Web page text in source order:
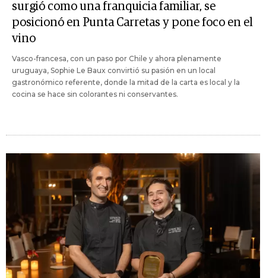
surgió como una franquicia familiar, se
posicionó en Punta Carretas y pone foco en el
vino
Vasco-francesa, con un paso por Chile y ahora plenamente
uruguaya, Sophie Le Baux convirtió su pasión en un local
gastronómico referente, donde la mitad de la carta es local y la
cocina se hace sin colorantes ni conservantes.